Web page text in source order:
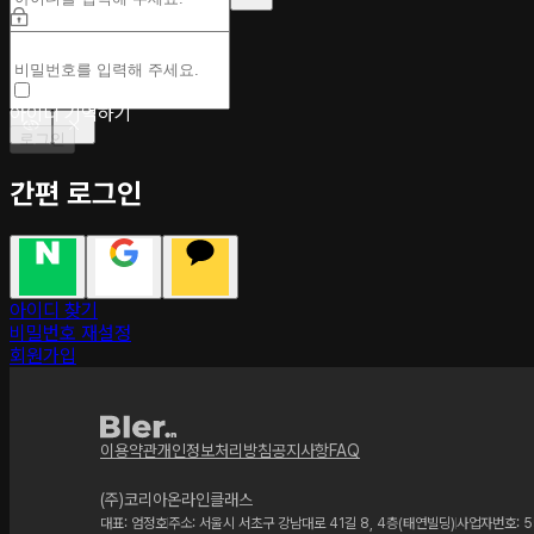
아이디 기억하기
로그인
간편 로그인
아이디 찾기
비밀번호 재설정
회원가입
이용약관개인정보처리방침공지사항FAQ
(주)코리아온라인클래스
대표: 엄정호주소: 서울시 서초구 강남대로 41길 8, 4층(태연빌딩)사업자번